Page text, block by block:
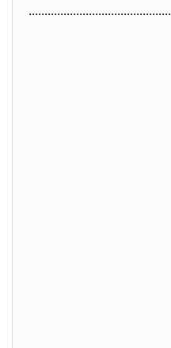
..............................